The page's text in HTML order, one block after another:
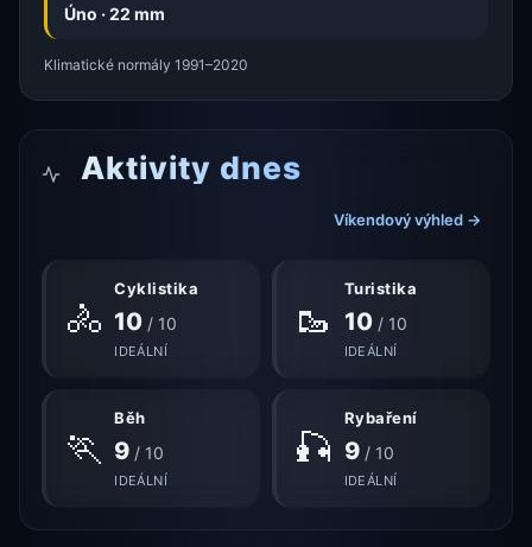
Úno · 22 mm
Klimatické normály 1991–2020
Aktivity dnes
Víkendový výhled →
🚴
Cyklistika
10 / 10
IDEÁLNÍ
🥾
Turistika
10/ 10
IDEÁLNÍ
🏃
Běh
9 / 10
IDEÁLNÍ
🎣
Rybaření
9/ 10
IDEÁLNÍ